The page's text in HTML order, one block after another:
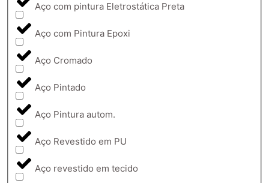
Aço com pintura Eletrostática Preta
Aço com Pintura Epoxi
Aço Cromado
Aço Pintado
Aço Pintura autom.
Aço Revestido em PU
Aço revestido em tecido